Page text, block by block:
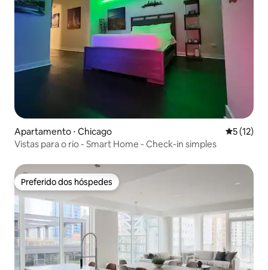
Apartamento ⋅ Chicago 5 de uma
5 (12)
Vistas para o rio - Smart Home - Check-in simples
Preferido dos hóspedes
Preferido dos hóspedes